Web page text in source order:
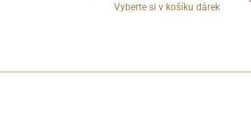
Vyberte si v košíku dárek